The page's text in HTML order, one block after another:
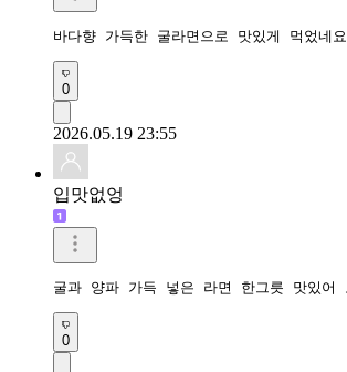
바다향 가득한 굴라면으로 맛있게 먹었네요
0
2026.05.19 23:55
입맛없엉
굴과 양파 가득 넣은 라면 한그릇 맛있
0